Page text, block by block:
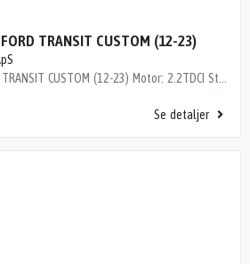
FORD TRANSIT CUSTOM (12-23)
HÅNDBREMSEKABEL, FORD TRANSIT CUSTOM (12-23) Motor: 2.2TDCI Stel nr.: WF0YXXTTGYEB00252 Årgang.: 2014 Del nr..: SN20950 Dito nr.: 25283713 Stamkort nr.: M00375 Kilometer: 180000 "HØJRE"
Se detaljer